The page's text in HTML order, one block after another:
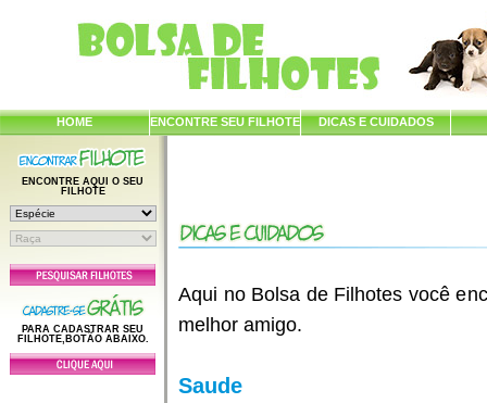
HOME ENCONTRE SEU FILHOTE DICAS E CUIDADOS
ENCONTRE AQUI O SEU
FILHOTE
PARA CADASTRAR SEU
FILHOTE,BOTÃO ABAIXO.
Aqui no Bolsa de Filhotes você
melhor amigo.
Saude